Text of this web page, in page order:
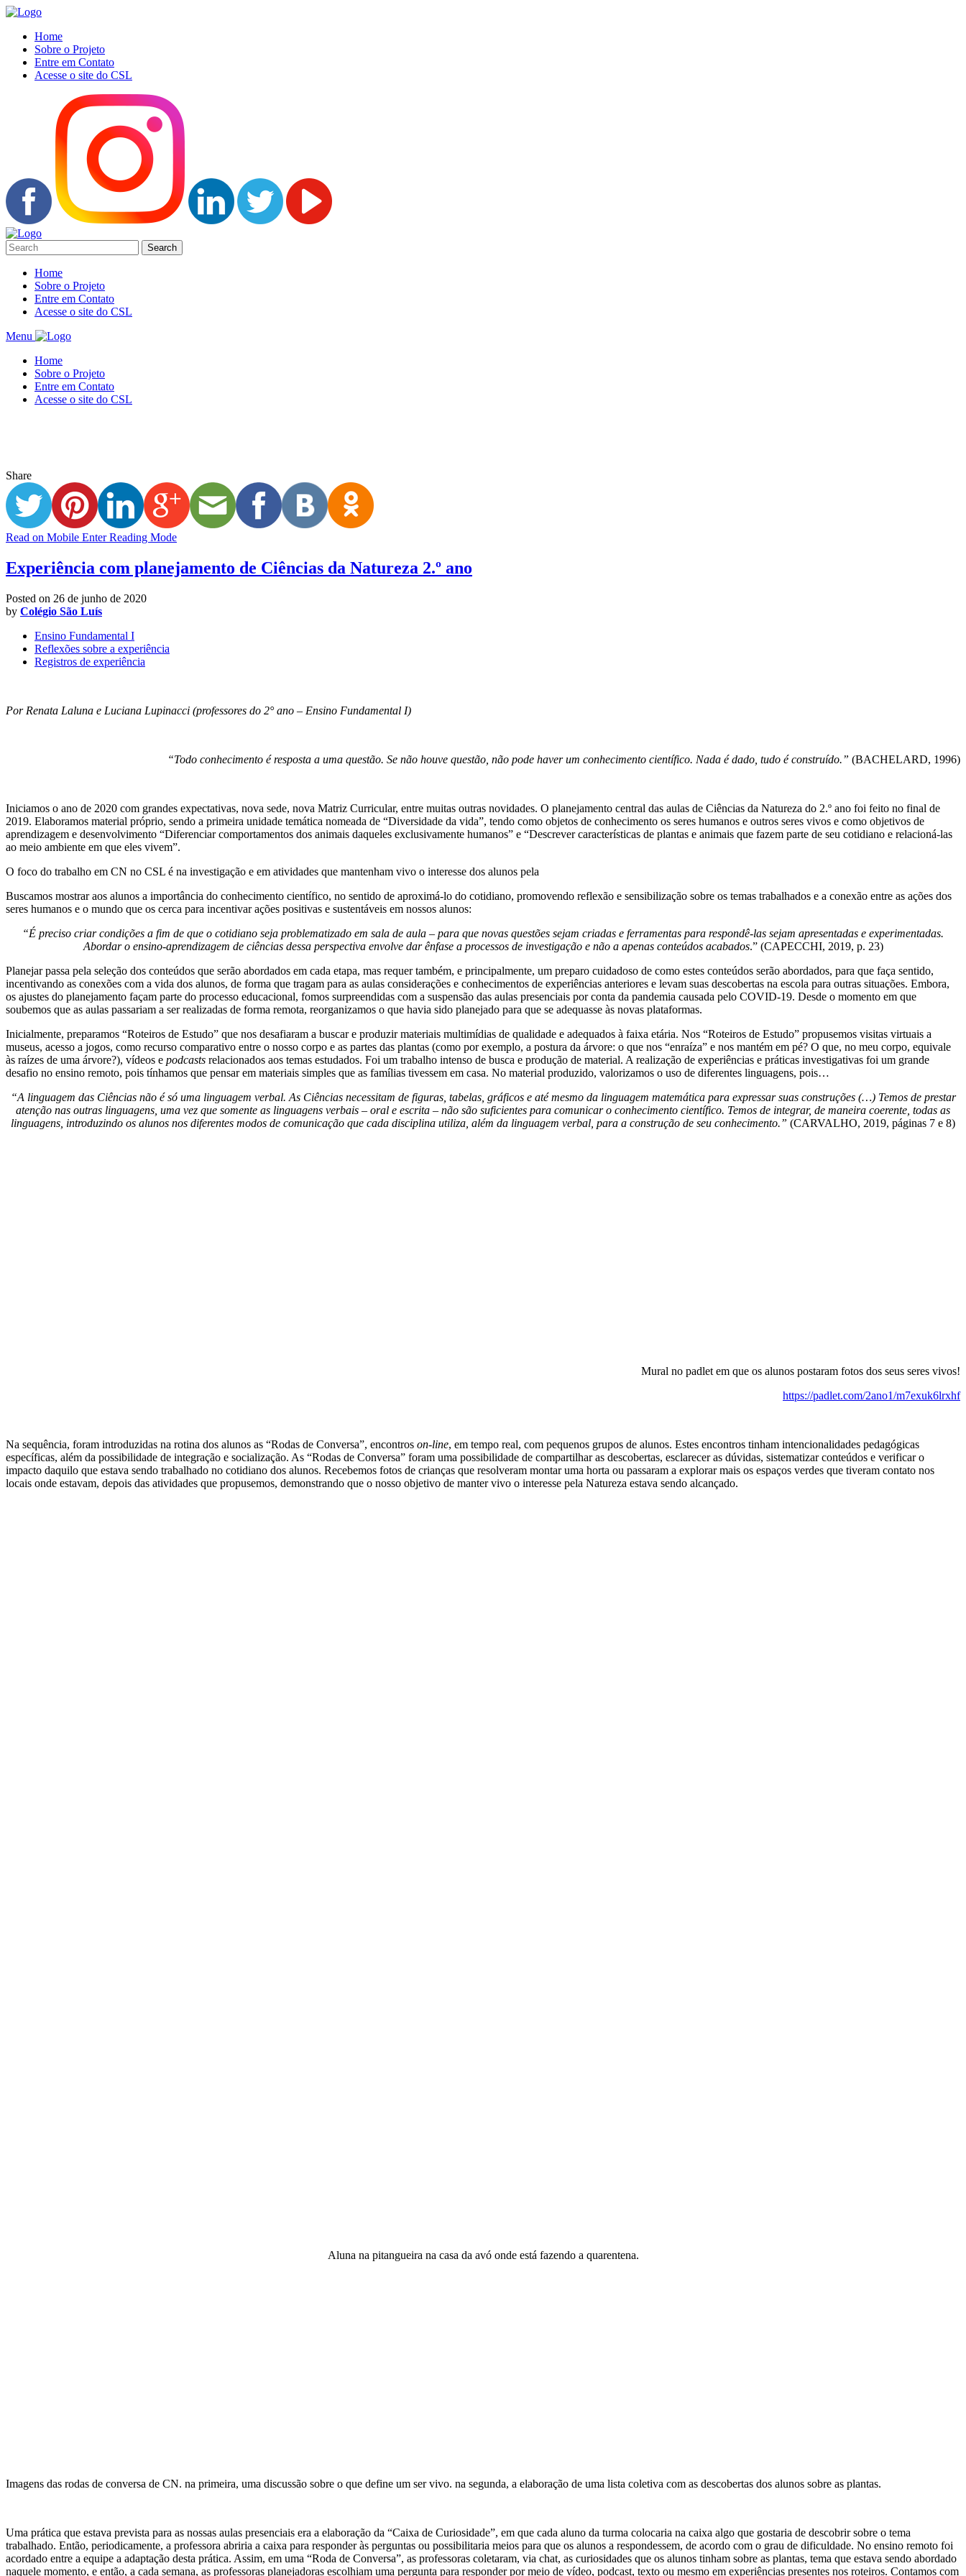
Home
Sobre o Projeto
Entre em Contato
Acesse o site do CSL
Home
Sobre o Projeto
Entre em Contato
Acesse o site do CSL
Menu
Home
Sobre o Projeto
Entre em Contato
Acesse o site do CSL
Share
Read on Mobile Enter Reading Mode
Experiência com planejamento de Ciências da Natureza 2.º ano
Posted on 26 de junho de 2020
by Colégio São Luís
Ensino Fundamental I
Reflexões sobre a experiência
Registros de experiência
Por Renata Laluna e Luciana Lupinacci (professores do 2° ano – Ensino Fundamental I)
“Todo conhecimento é resposta a uma questão. Se não houve questão, não pode haver um conhecimento científico. Nada é dado, tudo é construído.” (BACHELARD, 1996)
Iniciamos o ano de 2020 com grandes expectativas, nova sede, nova Matriz Curricular, entre muitas outras novidades. O planejamento central das aulas de Ciências da Natureza do 2.º ano foi feito no final de
2019. Elaboramos material próprio, sendo a primeira unidade temática nomeada de “Diversidade da vida”, tendo como objetos de conhecimento os seres humanos e outros seres vivos e como objetivos de
aprendizagem e desenvolvimento “Diferenciar comportamentos dos animais daqueles exclusivamente humanos” e “Descrever características de plantas e animais que fazem parte de seu cotidiano e relacioná-las
ao meio ambiente em que eles vivem”.
O foco do trabalho em CN no CSL é na investigação e em atividades que mantenham vivo o interesse dos alunos pela
Buscamos mostrar aos alunos a importância do conhecimento científico, no sentido de aproximá-lo do cotidiano, promovendo reflexão e sensibilização sobre os temas trabalhados e a conexão entre as ações dos
seres humanos e o mundo que os cerca para incentivar ações positivas e sustentáveis em nossos alunos:
“É preciso criar condições a fim de que o cotidiano seja problematizado em sala de aula – para que novas questões sejam criadas e ferramentas para respondê-las sejam apresentadas e experimentadas.
Abordar o ensino-aprendizagem de ciências dessa perspectiva envolve dar ênfase a processos de investigação e não a apenas conteúdos acabados.” (CAPECCHI, 2019, p. 23)
Planejar passa pela seleção dos conteúdos que serão abordados em cada etapa, mas requer também, e principalmente, um preparo cuidadoso de como estes conteúdos serão abordados, para que faça sentido,
incentivando as conexões com a vida dos alunos, de forma que tragam para as aulas considerações e conhecimentos de experiências anteriores e levam suas descobertas na escola para outras situações. Embora,
os ajustes do planejamento façam parte do processo educacional, fomos surpreendidas com a suspensão das aulas presenciais por conta da pandemia causada pelo COVID-19. Desde o momento em que
soubemos que as aulas passariam a ser realizadas de forma remota, reorganizamos o que havia sido planejado para que se adequasse às novas plataformas.
Inicialmente, preparamos “Roteiros de Estudo” que nos desafiaram a buscar e produzir materiais multimídias de qualidade e adequados à faixa etária. Nos “Roteiros de Estudo” propusemos visitas virtuais a
museus, acesso a jogos, como recurso comparativo entre o nosso corpo e as partes das plantas (como por exemplo, a postura da árvore: o que nos “enraíza” e nos mantém em pé? O que, no meu corpo, equivale
às raízes de uma árvore?), vídeos e podcasts relacionados aos temas estudados. Foi um trabalho intenso de busca e produção de material. A realização de experiências e práticas investigativas foi um grande
desafio no ensino remoto, pois tínhamos que pensar em materiais simples que as famílias tivessem em casa. No material produzido, valorizamos o uso de diferentes linguagens, pois…
“A linguagem das Ciências não é só uma linguagem verbal. As Ciências necessitam de figuras, tabelas, gráficos e até mesmo da linguagem matemática para expressar suas construções (…) Temos de prestar
atenção nas outras linguagens, uma vez que somente as linguagens verbais – oral e escrita – não são suficientes para comunicar o conhecimento científico. Temos de integrar, de maneira coerente, todas as
linguagens, introduzindo os alunos nos diferentes modos de comunicação que cada disciplina utiliza, além da linguagem verbal, para a construção de seu conhecimento.” (CARVALHO, 2019, páginas 7 e 8)
Mural no padlet em que os alunos postaram fotos dos seus seres vivos!
https://padlet.com/2ano1/m7exuk6lrxhf
Na sequência, foram introduzidas na rotina dos alunos as “Rodas de Conversa”, encontros on-line, em tempo real, com pequenos grupos de alunos. Estes encontros tinham intencionalidades pedagógicas
específicas, além da possibilidade de integração e socialização. As “Rodas de Conversa” foram uma possibilidade de compartilhar as descobertas, esclarecer as dúvidas, sistematizar conteúdos e verificar o
impacto daquilo que estava sendo trabalhado no cotidiano dos alunos. Recebemos fotos de crianças que resolveram montar uma horta ou passaram a explorar mais os espaços verdes que tiveram contato nos
locais onde estavam, depois das atividades que propusemos, demonstrando que o nosso objetivo de manter vivo o interesse pela Natureza estava sendo alcançado.
Aluna na pitangueira na casa da avó onde está fazendo a quarentena.
Imagens das rodas de conversa de CN. na primeira, uma discussão sobre o que define um ser vivo. na segunda, a elaboração de uma lista coletiva com as descobertas dos alunos sobre as plantas.
Uma prática que estava prevista para as nossas aulas presenciais era a elaboração da “Caixa de Curiosidade”, em que cada aluno da turma colocaria na caixa algo que gostaria de descobrir sobre o tema
trabalhado. Então, periodicamente, a professora abriria a caixa para responder às perguntas ou possibilitaria meios para que os alunos a respondessem, de acordo com o grau de dificuldade. No ensino remoto foi
acordado entre a equipe a adaptação desta prática. Assim, em uma “Roda de Conversa”, as professoras coletaram, via chat, as curiosidades que os alunos tinham sobre as plantas, tema que estava sendo abordado
naquele momento, e então, a cada semana, as professoras planejadoras escolhiam uma pergunta para responder por meio de vídeo, podcast, texto ou mesmo em experiências presentes nos roteiros. Contamos com